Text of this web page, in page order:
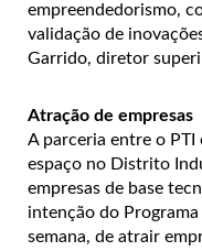
empreendedorismo,
validação de
Garrido, diretor
Atração de empresas
A parceria entre o
espaço no Distrito
empresas de base
intenção do
semana, de atrair